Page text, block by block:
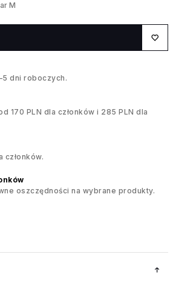
M
dni roboczych.
170 PLN dla członków i 285 PLN dla
członków.
oszczędności na wybrane produkty.